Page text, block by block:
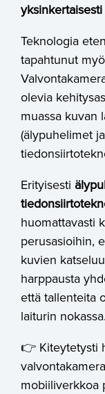
Teknologia
tapahtunut
olevia
muassa kuvan
(älypuhelimet
Erityisesti
huomattavasti
perusasioihin,
kuvien
harppausta
että tallenteita
laiturin nokassa.
👉 Kiteytetysti
mobiiliverkkoa